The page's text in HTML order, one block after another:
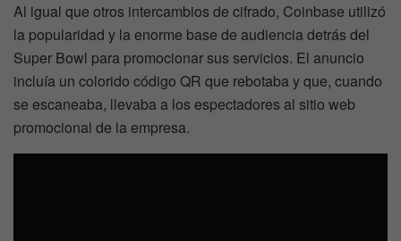
Al igual que otros intercambios de cifrado, Coinbase utilizó
la popularidad y la enorme base de audiencia detrás del
Super Bowl para promocionar sus servicios. El anuncio
incluía un colorido código QR que rebotaba y que, cuando
se escaneaba, llevaba a los espectadores al sitio web
promocional de la empresa.